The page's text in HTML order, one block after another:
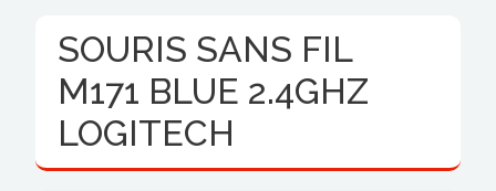
SOURIS SANS FIL
M171 BLUE 2.4GHZ
LOGITECH